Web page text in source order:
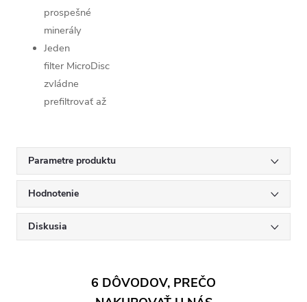
prospešné
minerály
Jeden
filter MicroDisc
zvládne
prefiltrovať až
Atraktívny
design a
možnosť
výberu z
modrej, zelenej
a rúžovej
Vyrobená z
Parametre produktu
Hodnotenie
Diskusia
6 DÔVODOV, PREČO